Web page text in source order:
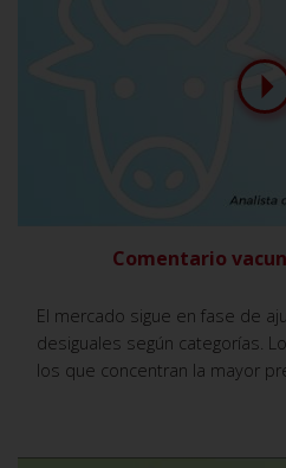
Comentario
El mercado sigue en fase de
desiguales según categorías.
los que concentran la mayor